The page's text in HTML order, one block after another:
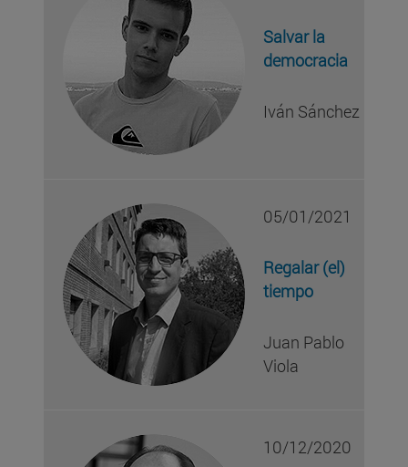
Salvar la
democracia
Iván Sánchez
05/01/2021
Regalar (el)
tiempo
Juan Pablo
Viola
10/12/2020